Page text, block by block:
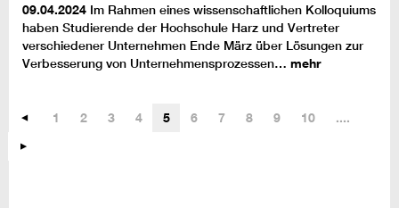
09.04.2024 Im Rahmen eines wissenschaftlichen Kolloquiums
haben Studierende der Hochschule Harz und Vertreter
verschiedener Unternehmen Ende März über Lösungen zur
Verbesserung von Unternehmensprozessen… mehr
1 2 3 4 5 6 7 8 9 10 ....